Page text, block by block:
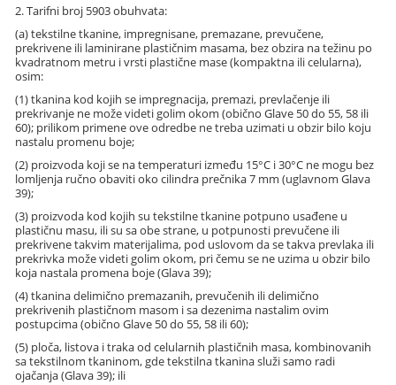
2. Tarifni broj 5903 obuhvata:
(a) tekstilne tkanine, impregnisane, premazane, prevučene,
prekrivene ili laminirane plastičnim masama, bez obzira na težinu po
kvadratnom metru i vrsti plastične mase (kompaktna ili celularna),
osim:
(1) tkanina kod kojih se impregnacija, premazi, prevlačenje ili
prekrivanje ne može videti golim okom (obično Glave 50 do 55, 58 ili
60); prilikom primene ove odredbe ne treba uzimati u obzir bilo koju
nastalu promenu boje;
(2) proizvoda koji se na temperaturi između 15°C i 30°C ne mogu bez
lomljenja ručno obaviti oko cilindra prečnika 7 mm (uglavnom Glava
39);
(3) proizvoda kod kojih su tekstilne tkanine potpuno usađene u
plastičnu masu, ili su sa obe strane, u potpunosti prevučene ili
prekrivene takvim materijalima, pod uslovom da se takva prevlaka ili
prekrivka može videti golim okom, pri čemu se ne uzima u obzir bilo
koja nastala promena boje (Glava 39);
(4) tkanina delimično premazanih, prevučenih ili delimično
prekrivenih plastičnom masom i sa dezenima nastalim ovim
postupcima (obično Glave 50 do 55, 58 ili 60);
(5) ploča, listova i traka od celularnih plastičnih masa, kombinovanih
sa tekstilnom tkaninom, gde tekstilna tkanina služi samo radi
ojačanja (Glava 39); ili